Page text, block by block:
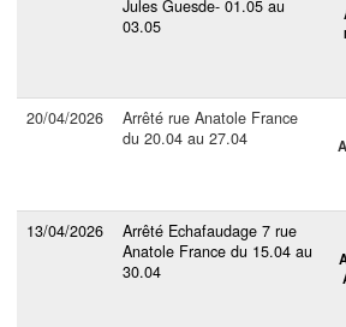
Jules Guesde- 01.05 au
03.05
20/04/2026
Arrêté rue Anatole France
du 20.04 au 27.04
13/04/2026
Arrêté Echafaudage 7 rue
Anatole France du 15.04 au
30.04